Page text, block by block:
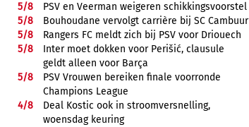
5/8
PSV en Veerman weigeren schikkingsvoorstel
5/8
Bouhoudane vervolgt carrière bij SC Cambuur
5/8
Rangers FC meldt zich bij PSV voor Driouech
5/8
Inter moet dokken voor Perišić, clausule
geldt alleen voor Barça
5/8
PSV Vrouwen bereiken finale voorronde
Champions League
4/8
Deal Kostic ook in stroomversnelling,
woensdag keuring